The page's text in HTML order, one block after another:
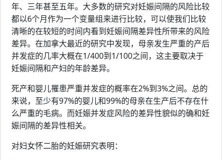
年、三年甚至五年。大多数的研究对妊娠间隔的风险比较
都以6个月作为一个变量组来进行比较，可以使我们比较
清晰的在较短的时间内看到妊娠间隔差异性所带来的风险
差异。在加拿大最近的研究中发现，母亲发生严重的产后
并发症的几率大概在1/400到1/100之间，这主要取决于
妊娠间隔和产妇的年龄差异。
死产和婴儿罹患严重并发症的概率在2%到3%之间。总的
来说，至少有97%的婴儿和99%的母亲在生产后不存在什
么严重的毛病。而妊娠并发症风险的差异性貌似的确和妊
娠间隔的差异性相关。
对妇女怀二胎的妊娠研究表明：